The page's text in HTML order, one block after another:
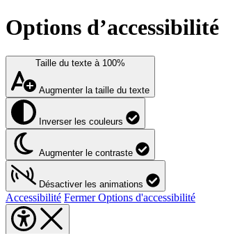
Options d’accessibilité
Taille du texte à 100%
Augmenter la taille du texte
Inverser les couleurs
Augmenter le contraste
Désactiver les animations
Accessibilité Fermer Options d'accessibilité